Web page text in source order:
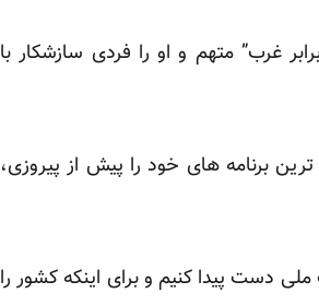
غرب” متهم و او را فردی سازشکار با
برنامه های خود را پیش از پیروزی،
دست پیدا کنیم و برای اینکه کشور را